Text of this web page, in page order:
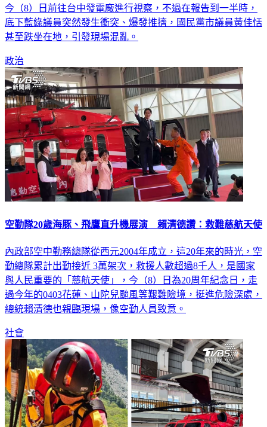
今（8）日前往台中發電廠進行視察，不過在報告到一半時，
底下藍綠議員突然發生衝突、爆發推擠，國民黨市議員黃佳恬
甚至跌坐在地，引發現場混亂。
政治
空勤隊20歲海豚、飛鷹直升機展演 賴清德讚：救難慈航天使
內政部空中勤務總隊從西元2004年成立，這20年來的時光，空
勤總隊累計出勤接近 3萬架次，救援人數超過8千人，是國家
與人民重要的「慈航天使」，今（8）日為20周年紀念日，走
過今年的0403花蓮、山陀兒颱風等艱難險境，挺進危險深處，
總統賴清德也親臨現場，像空勤人員致意。
社會